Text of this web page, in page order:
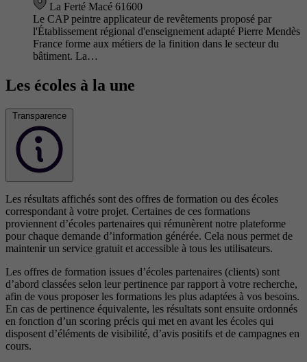
La Ferté Macé 61600
Le CAP peintre applicateur de revêtements proposé par
l'Établissement régional d'enseignement adapté Pierre Mendès
France forme aux métiers de la finition dans le secteur du
bâtiment. La…
Les écoles à la une
Transparence
Les résultats affichés sont des offres de formation ou des écoles
correspondant à votre projet. Certaines de ces formations
proviennent d’écoles partenaires qui rémunèrent notre plateforme
pour chaque demande d’information générée. Cela nous permet de
maintenir un service gratuit et accessible à tous les utilisateurs.
Les offres de formation issues d’écoles partenaires (clients) sont
d’abord classées selon leur pertinence par rapport à votre recherche,
afin de vous proposer les formations les plus adaptées à vos besoins.
En cas de pertinence équivalente, les résultats sont ensuite ordonnés
en fonction d’un scoring précis qui met en avant les écoles qui
disposent d’éléments de visibilité, d’avis positifs et de campagnes en
cours.